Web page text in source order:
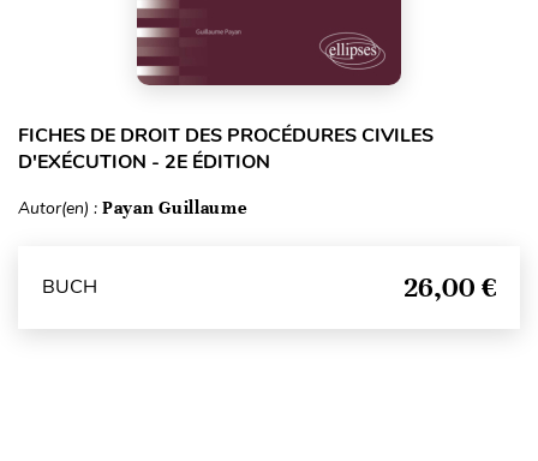
FICHES DE DROIT DES PROCÉDURES CIVILES
D'EXÉCUTION - 2E ÉDITION
Autor(en) : Payan Guillaume
BUCH 26,00 €